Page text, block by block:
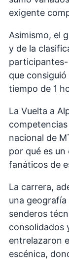
exigente
Asimismo, el
y de la
que
tiempo de 1
La Vuelta a
nacional de
por qué es
fanáticos de
La carrera,
una
senderos
consolidados
entrelazaron
escénica,